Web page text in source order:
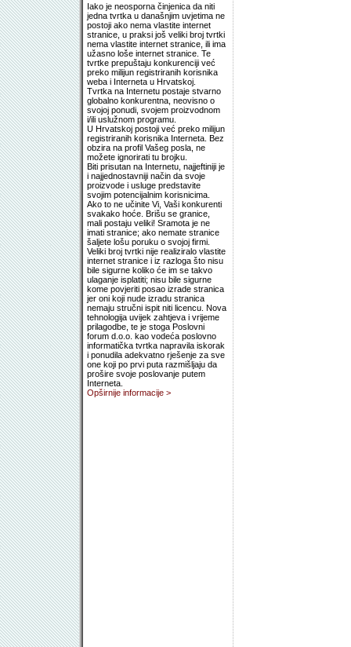
Iako je neosporna činjenica da niti
jedna tvrtka u današnjim uvjetima ne
postoji ako nema vlastite internet
stranice, u praksi još veliki broj tvrtki
nema vlastite internet stranice, ili ima
užasno loše internet stranice. Te
tvrtke prepuštaju konkurenciji već
preko milijun registriranih korisnika
weba i Interneta u Hrvatskoj.
Tvrtka na Internetu postaje stvarno
globalno konkurentna, neovisno o
svojoj ponudi, svojem proizvodnom
i/ili uslužnom programu.
U Hrvatskoj postoji već preko milijun
registriranih korisnika Interneta. Bez
obzira na profil Vašeg posla, ne
možete ignorirati tu brojku.
Biti prisutan na Internetu, najjeftiniji je
i najjednostavniji način da svoje
proizvode i usluge predstavite
svojim potencijalnim korisnicima.
Ako to ne učinite Vi, Vaši konkurenti
svakako hoće. Brišu se granice,
mali postaju veliki! Sramota je ne
imati stranice; ako nemate stranice
šaljete lošu poruku o svojoj firmi.
Veliki broj tvrtki nije realiziralo vlastite
internet stranice i iz razloga što nisu
bile sigurne koliko će im se takvo
ulaganje isplatiti; nisu bile sigurne
kome povjeriti posao izrade stranica
jer oni koji nude izradu stranica
nemaju stručni ispit niti licencu. Nova
tehnologija uvijek zahtjeva i vrijeme
prilagodbe, te je stoga Poslovni
forum d.o.o. kao vodeća poslovno
informatička tvrtka napravila iskorak
i ponudila adekvatno rješenje za sve
one koji po prvi puta razmišljaju da
prošire svoje poslovanje putem
Interneta.
Opširnije informacije >